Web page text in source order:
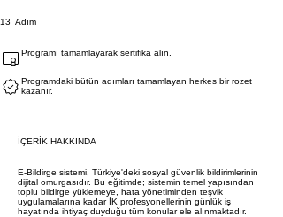
13 Adım
Programı tamamlayarak sertifika alın.
Programdaki bütün adımları tamamlayan herkes bir rozet
kazanır.
İÇERİK HAKKINDA
E-Bildirge sistemi, Türkiye'deki sosyal güvenlik bildirimlerinin
dijital omurgasıdır. Bu eğitimde; sistemin temel yapısından
toplu bildirge yüklemeye, hata yönetiminden teşvik
uygulamalarına kadar İK profesyonellerinin günlük iş
hayatında ihtiyaç duyduğu tüm konular ele alınmaktadır.